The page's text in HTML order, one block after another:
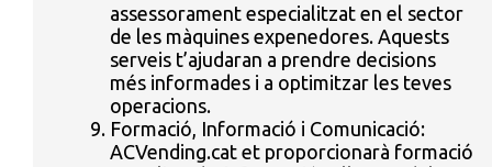
assessorament especialitzat en el sector
de les màquines expenedores. Aquests
serveis t’ajudaran a prendre decisions
més informades i a optimitzar les teves
operacions.
Formació, Informació i Comunicació:
ACVending.cat et proporcionarà formació